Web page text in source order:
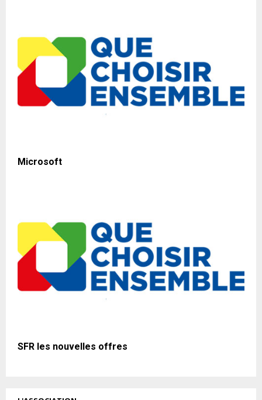
Microsoft
SFR les nouvelles offres